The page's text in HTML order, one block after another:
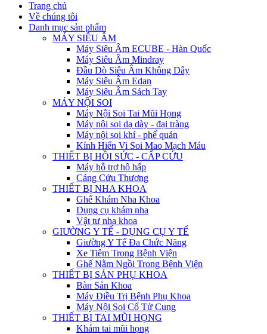
Trang chủ
Về chúng tôi
Danh mục sản phẩm
MÁY SIÊU ÂM
Máy Siêu Âm ECUBE - Hàn Quốc
Máy Siêu Âm Mindray
Đầu Dò Siêu Âm Không Dây
Máy Siêu Âm Edan
Máy Siêu Âm Sách Tay
MÁY NỘI SOI
Máy Nội Soi Tai Mũi Họng
Máy nội soi dạ dày - đại tràng
Máy nội soi khí - phế quản
Kính Hiển Vi Soi Mao Mạch Máu
THIẾT BỊ HỒI SỨC - CẤP CỨU
Máy hỗ trợ hô hấp
Cáng Cứu Thương
THIẾT BỊ NHA KHOA
Ghế Khám Nha Khoa
Dụng cụ khám nha
Vật tư nha khoa
GIƯỜNG Y TẾ - DỤNG CỤ Y TẾ
Giường Y Tế Đa Chức Năng
Xe Tiêm Trong Bệnh Viện
Ghế Nằm Ngồi Trong Bệnh Viện
THIẾT BỊ SẢN PHỤ KHOA
Bàn Sản Khoa
Máy Điều Trị Bệnh Phụ Khoa
Máy Nội Soi Cổ Tử Cung
THIẾT BỊ TAI MŨI HỌNG
Khám tai mũi họng